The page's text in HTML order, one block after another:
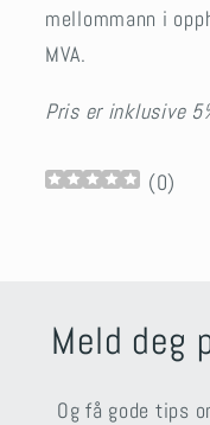
mellommann i
MVA.
Pris er inklusive
(0)
Meld deg
Og få gode tips